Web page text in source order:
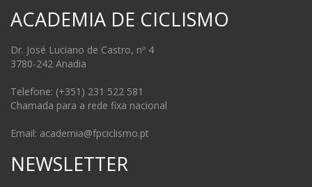
ACADEMIA DE CICLISMO
Dr. José Luciano de Castro, nº 4
3780-242 Anadia
Telefone: (+351) 231 522 581
Chamada para a rede fixa nacional
Email: academia@fpciclismo.pt
NEWSLETTER